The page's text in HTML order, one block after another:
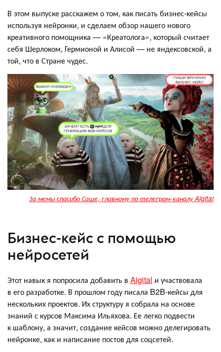
В этом выпуске расскажем о том, как писать бизнес-кейсы
используя нейронки, и сделаем обзор нашего нового
креативного помощника — «Креатолога», который считает
себя Шерлоком, Гермионой и Алисой — не яндексовской, а
той, что в Стране чудес.
За мемы спасибо Саше, главному по телеграм-каналу Aigital
Бизнес-кейс с помощью
нейросетей
Этот навык я попросила добавить в Aigital и участвовала
в его разработке. В прошлом году писала B2B-кейсы для
нескольких проектов. Их структуру я собрала на основе
знаний с курсов Максима Ильяхова. Ее легко подвести
к шаблону, а значит, создание кейсов можно делегировать
нейронке, как и написание постов для соцсетей.